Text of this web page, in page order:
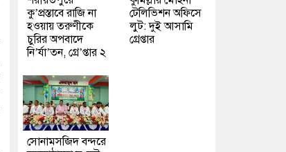
কু’প্রস্তাবে রাজি না
হওয়ায় তরুণীকে
চুরির অপবাদে
নি’র্যা’তন, গ্রে’প্তার ২
টেলিভিশন অফিসে
লুট: দুই আসামি
গ্রেপ্তার
সোনামসজিদ বন্দরে